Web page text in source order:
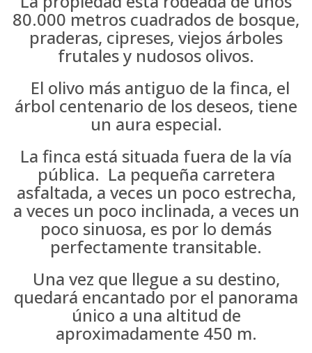
80.000 metros cuadrados de bosque,
praderas, cipreses, viejos árboles
frutales y nudosos olivos.
El olivo más antiguo de la finca, el
árbol centenario de los deseos, tiene
un aura especial.
La finca está situada fuera de la vía
pública. La pequeña carretera
asfaltada, a veces un poco estrecha,
a veces un poco inclinada, a veces un
poco sinuosa, es por lo demás
perfectamente transitable.
Una vez que llegue a su destino,
quedará encantado por el panorama
único a una altitud de
aproximadamente 450 m.